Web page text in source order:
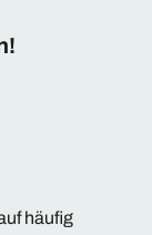
häufig